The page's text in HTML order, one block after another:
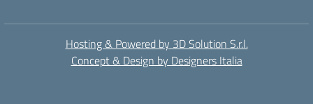
Hosting & Powered by 3D Solution S.r.l.
Concept & Design by Designers Italia